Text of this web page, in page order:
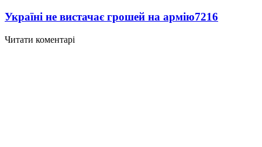
Україні не вистачає грошей на армію7216
Читати коментарі